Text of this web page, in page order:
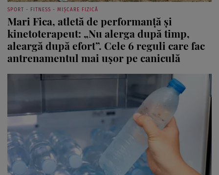
SPORT - FITNESS - MIȘCARE FIZICĂ
Mari Fica, atletă de performanță și
kinetoterapeut: „Nu alerga după timp,
aleargă după efort”. Cele 6 reguli care fac
antrenamentul mai ușor pe caniculă